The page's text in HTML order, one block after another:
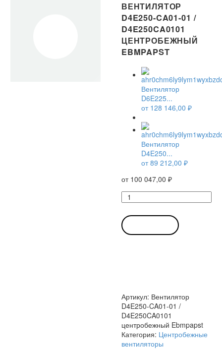
ВЕНТИЛЯТОР
D4E250-CA01-01 /
D4E250CA0101
ЦЕНТРОБЕЖНЫЙ
EBMPAPST
Вентилятор
D6E225...
от 128 146,00 ₽
Вентилятор
D4E250...
от89 212,00 ₽
от 100 047,00 ₽
Количество
товара
Вентилятор
D4E250-
CA01-
Артикул: Вентилятор
D4E250-CA01-01 /
D4E250CA0101
центробежный Ebmpapst
Категория: Центробежные
вентиляторы